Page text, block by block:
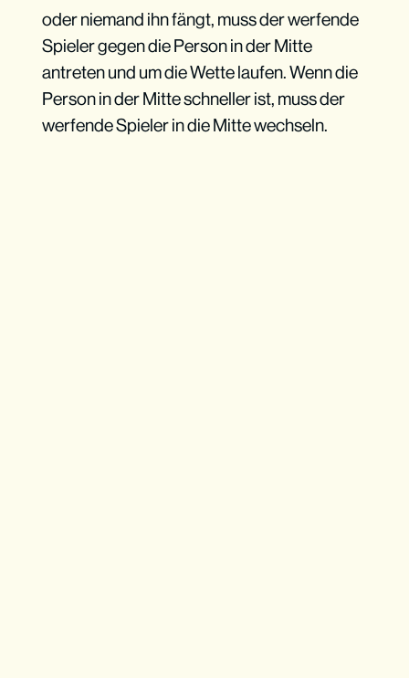
oder niemand ihn fängt, muss der werfende
Spieler gegen die Person in der Mitte
antreten und um die Wette laufen. Wenn die
Person in der Mitte schneller ist, muss der
werfende Spieler in die Mitte wechseln.